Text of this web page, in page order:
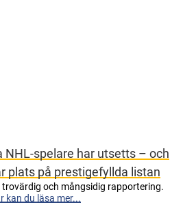
NHL-spelare har utsetts – och
plats på prestigefyllda listan
och mångsidig rapportering.
kan du läsa mer...